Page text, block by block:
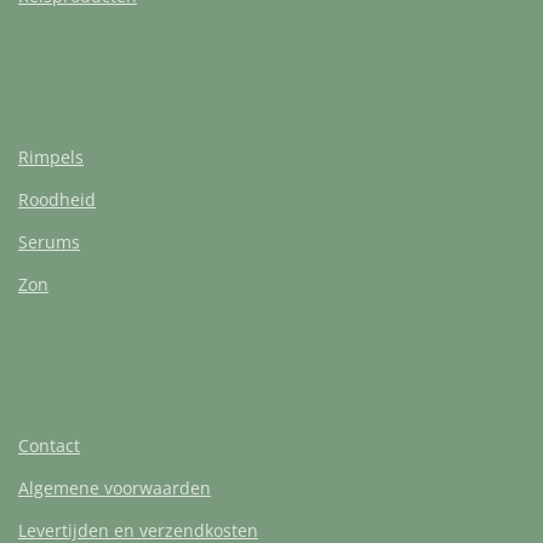
Rimpels
Roodheid
Serums
Zon
Contact
Algemene voorwaarden
Levertijden en verzendkosten